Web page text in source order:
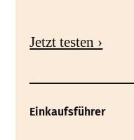
Jetzt testen ›
Einkaufsführer